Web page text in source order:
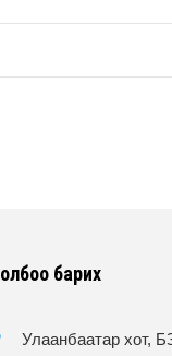
барих
Улаанбаатар хот,